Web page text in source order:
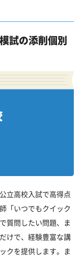
試の添削個別
立高校入試で高得点
「いつでもクイック
質問したい問題、ま
けで、経験豊富な講
クを提供します。ま